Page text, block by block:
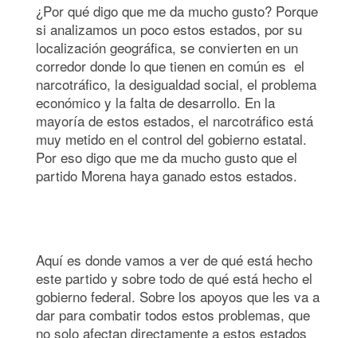
¿Por qué digo que me da mucho gusto? Porque
si analizamos un poco estos estados, por su
localización geográfica, se convierten en un
corredor donde lo que tienen en común es el
narcotráfico, la desigualdad social, el problema
económico y la falta de desarrollo. En la
mayoría de estos estados, el narcotráfico está
muy metido en el control del gobierno estatal.
Por eso digo que me da mucho gusto que el
partido Morena haya ganado estos estados.
Aquí es donde vamos a ver de qué está hecho
este partido y sobre todo de qué está hecho el
gobierno federal. Sobre los apoyos que les va a
dar para combatir todos estos problemas, que
no solo afectan directamente a estos estados